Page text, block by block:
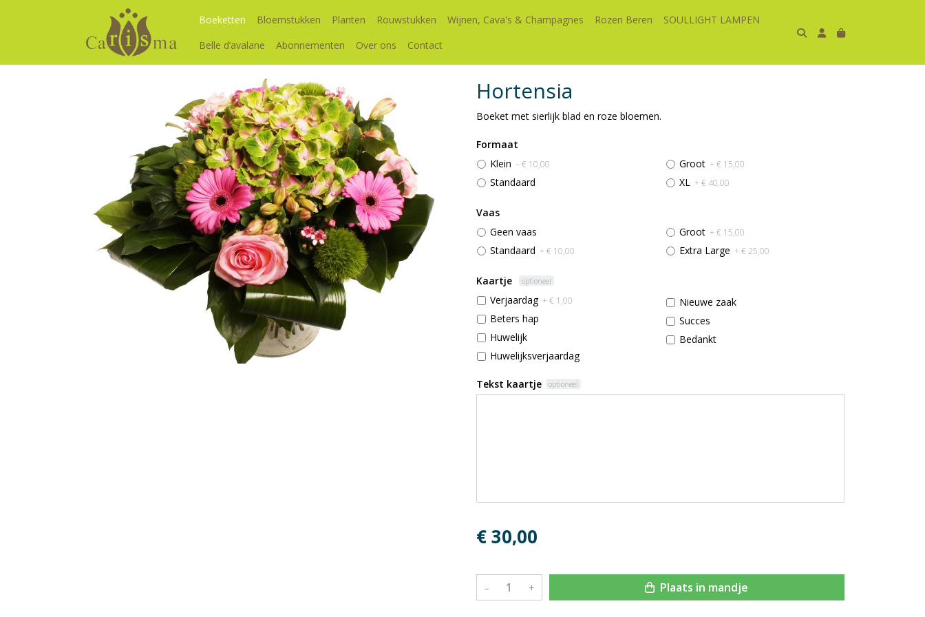
Boeketten Bloemstukken Planten Rouwstukken Wijnen, Cava's & Champagnes Rozen Beren
SOULLIGHT LAMPEN
Belle d’avalane
Abonnementen Over ons Contact
Hortensia
Boeket met sierlijk blad en roze bloemen.
Formaat
Klein – € 10,00
Standaard
Groot + € 15,00
XL + € 40,00
Vaas
Geen vaas
Standaard + € 10,00
Groot + € 15,00
Extra Large + € 25,00
Kaartje optioneel
Verjaardag + € 1,00
Beters hap
Huwelijk
Huwelijksverjaardag
Nieuwe zaak
Succes
Bedankt
Tekst kaartje optioneel
€ 30,00
– + Plaats in mandje